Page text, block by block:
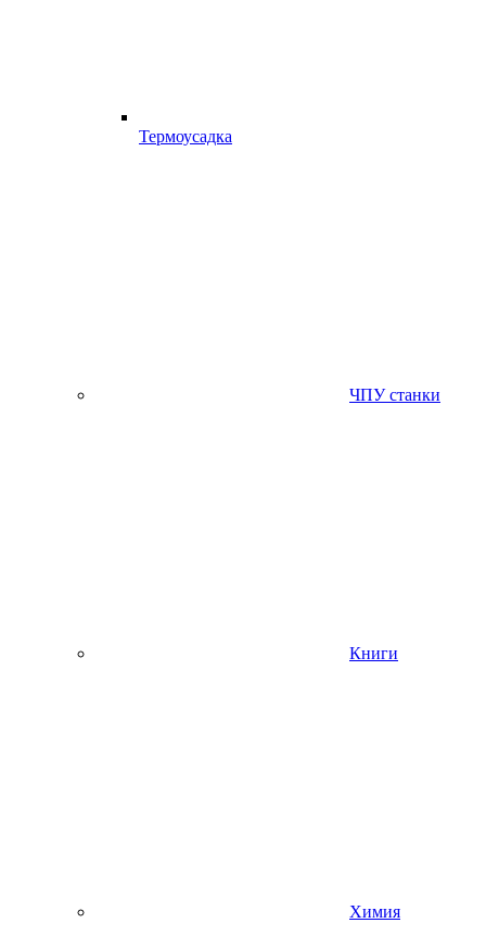
Термоусадка
ЧПУ станки
Книги
Химия